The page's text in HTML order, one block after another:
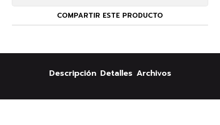
COMPARTIR ESTE PRODUCTO
Descripción Detalles Archivos